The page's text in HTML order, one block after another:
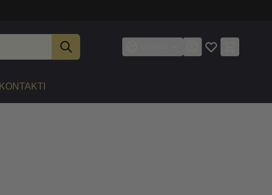
KONTAKTI